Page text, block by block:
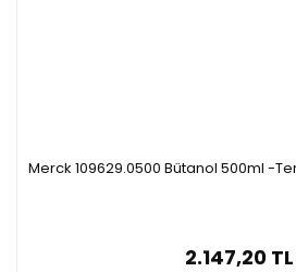
Merck 109629.0500 Bütanol 500ml -
2.147,20 TL